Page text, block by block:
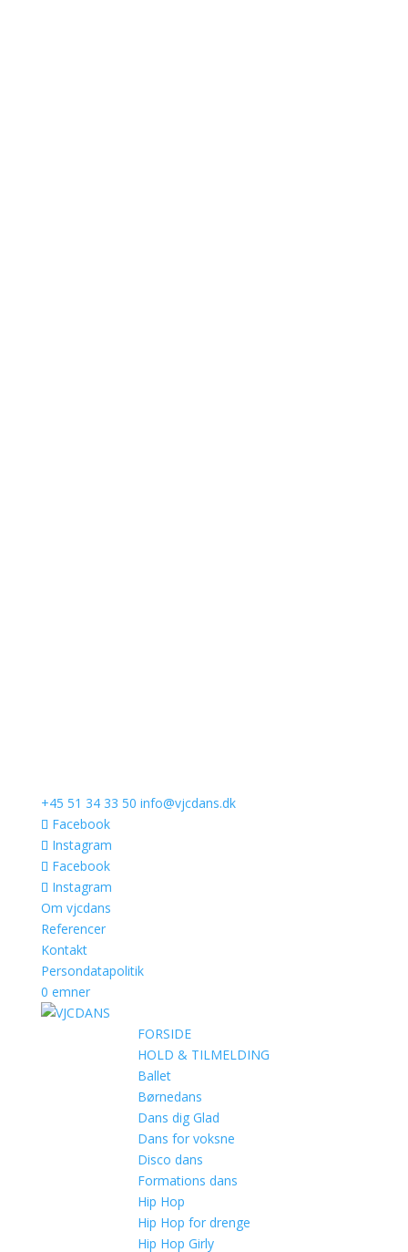
+45 51 34 33 50 info@vjcdans.dk
Facebook
Instagram
Facebook
Instagram
Om vjcdans
Referencer
Kontakt
Persondatapolitik
0 emner
FORSIDE
HOLD & TILMELDING
Ballet
Børnedans
Dans dig Glad
Dans for voksne
Disco dans
Formations dans
Hip Hop
Hip Hop for drenge
Hip Hop Girly